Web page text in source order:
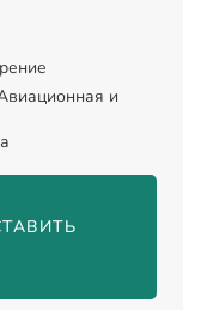
и
ОСТАВИТЬ